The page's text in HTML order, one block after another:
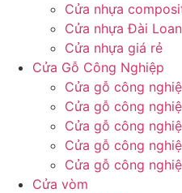
Cửa nhựa
Cửa nhựa Đài Loan
Cửa nhựa giá rẻ
Cửa Gỗ Công Nghiệp
Cửa gỗ công
Cửa gỗ công
Cửa gỗ công
Cửa gỗ công
Cửa gỗ công
Cửa vòm